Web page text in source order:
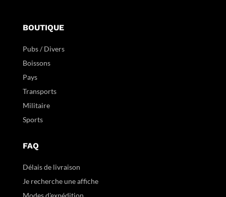
BOUTIQUE
Pubs / Divers
Boissons
Pays
Transports
Militaire
Sports
FAQ
Délais de livraison
Je recherche une affiche
Modes d'expédition